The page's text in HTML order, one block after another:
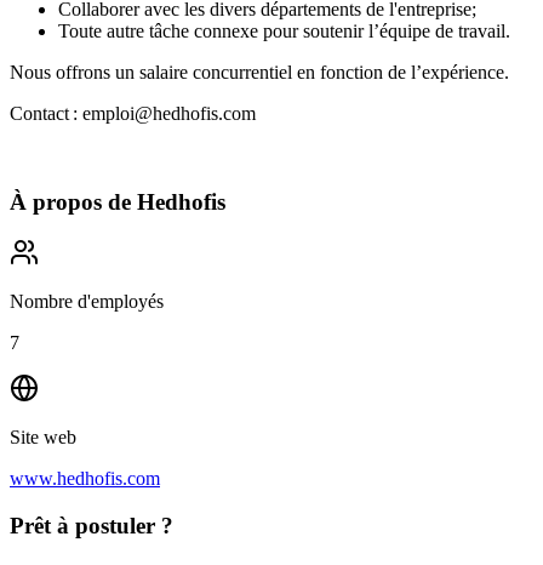
Collaborer avec les divers départements de l'entreprise;
Toute autre tâche connexe pour soutenir l’équipe de travail.
Nous offrons un salaire concurrentiel en fonction de l’expérience.
Contact : emploi@hedhofis.com
À propos de Hedhofis
Nombre d'employés
7
Site web
www.hedhofis.com
Prêt à postuler ?